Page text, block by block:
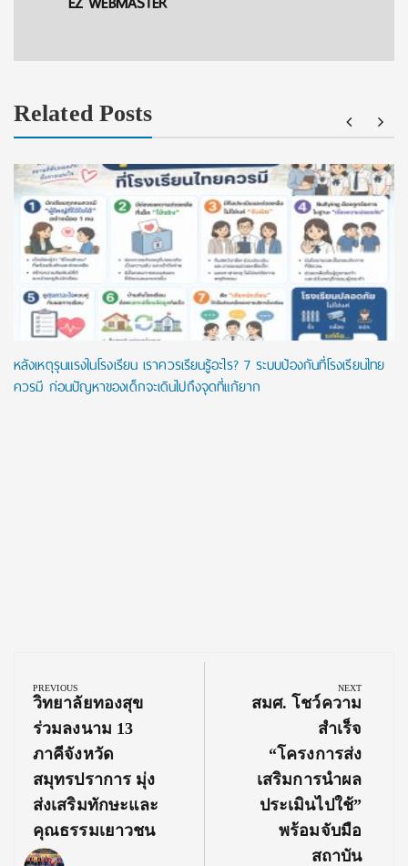
Related Posts
หลังเหตุรุนแรงในโรงเรียน เราควรเรียนรู้อะไร? 7 ระบบป้องกันที่โรงเรียนไทย
ควรมี ก่อนปัญหาของเด็กจะเดินไปถึงจุดที่แก้ยาก
navigation
PREVIOUS
Previous
Post:
วิทยาลัยทองสุข
ร่วมลงนาม 13
ภาคีจังหวัด
สมุทรปราการ มุ่ง
ส่งเสริมทักษะและ
คุณธรรมเยาวชน
NEXT
Next
สมศ. โชว์ความ
สำเร็จ
“โครงการส่ง
เสริมการนำผล
ประเมินไปใช้”
พร้อมจับมือ
สถาบัน